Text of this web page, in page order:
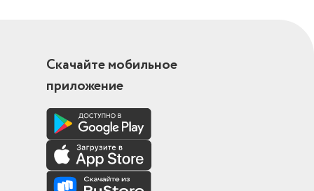
Скачайте мобильное
приложение